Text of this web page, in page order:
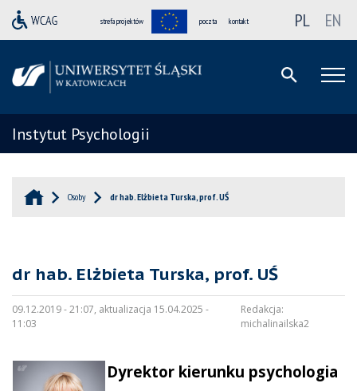
strefa projektów poczta kontakt PL EN
Instytut Psychologii
Osoby dr hab. Elżbieta Turska, prof. UŚ
dr hab. Elżbieta Turska, prof. UŚ
09.12.2019 - 21:07, aktualizacja 15.04.2025 -
11:03
Redakcja:
michalinailska2
Dyrektor kierunku psychologia